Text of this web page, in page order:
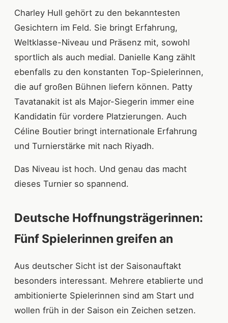
Charley Hull gehört zu den bekanntesten
Gesichtern im Feld. Sie bringt Erfahrung,
Weltklasse-Niveau und Präsenz mit, sowohl
sportlich als auch medial. Danielle Kang zählt
ebenfalls zu den konstanten Top-Spielerinnen,
die auf großen Bühnen liefern können. Patty
Tavatanakit ist als Major-Siegerin immer eine
Kandidatin für vordere Platzierungen. Auch
Céline Boutier bringt internationale Erfahrung
und Turnierstärke mit nach Riyadh.
Das Niveau ist hoch. Und genau das macht
dieses Turnier so spannend.
Deutsche Hoffnungsträgerinnen:
Fünf Spielerinnen greifen an
Aus deutscher Sicht ist der Saisonauftakt
besonders interessant. Mehrere etablierte und
ambitionierte Spielerinnen sind am Start und
wollen früh in der Saison ein Zeichen setzen.